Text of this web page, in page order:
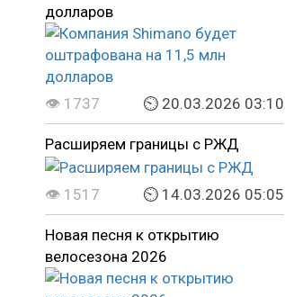
долларов
👁 1737 ⏲ 20.03.2026 03:10
Расширяем границы с РЖД
👁 1517 ⏲ 14.03.2026 05:05
Новая песня к открытию
велосезона 2026